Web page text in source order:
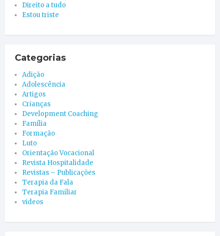
Direito a tudo
Estou triste
Categorias
Adição
Adolescência
Artigos
Crianças
Development Coaching
Família
Formação
Luto
Orientação Vocacional
Revista Hospitalidade
Revistas – Publicações
Terapia da Fala
Terapia Familiar
videos